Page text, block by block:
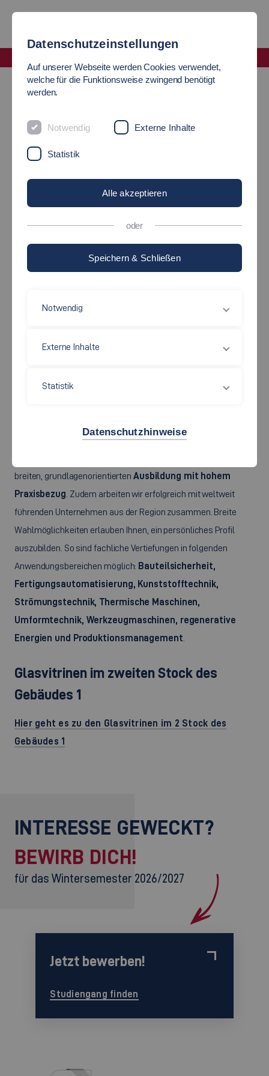
Auf einen Blick
DIE FASZINATION DER
TECHNIK
unserer modernen Industriegesellschaft und die zentrale
Maschinenbauabsolventinnen und –absolventen, dokumentiert
breiten, grundlagenorientierten Ausbildung mit hohem
Praxisbezug . Zudem arbeiten wir erfolgreich mit weltweit
führenden Unternehmen aus der Region zusammen. Breite
Wahlmöglichkeiten erlauben Ihnen, ein persönliches Profil
auszubilden. So sind fachliche Vertiefungen in folgenden
Anwendungsbereichen möglich: Bauteilsicherheit,
Fertigungsautomatisierung, Kunststofftechnik,
Strömungstechnik, Thermische Maschinen,
Umformtechnik, Werkzeugmaschinen, regenerative
Energien und Produktionsmanagement
Glasvitrinen im zweiten Stock des
Gebäudes 1
Hier geht es zu den Glasvitrinen im 2 Stock des
Gebäudes 1
INTERESSE GEWECKT?
BEWIRB DICH!
für das Wintersemester 2026/2027
Jetzt bewerben!
Studiengang finden
Datenschutzeinstellungen
Auf unserer Webseite werden Cookies verwendet,
welche für die Funktionsweise zwingend benötigt
werden.
Notwendig Externe Inhalte
Statistik
Alle akzeptieren
oder
Speichern & Schließen
Notwendig
Externe Inhalte
Statistik
Datenschutzhinweise